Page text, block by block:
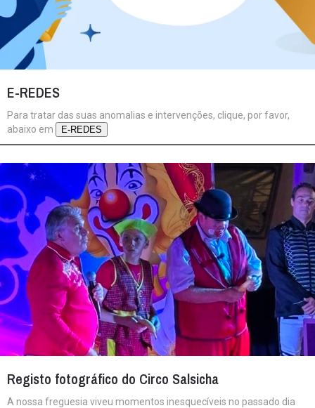
E-REDES
Para tratar das suas anomalias e intervenções, clique, por favor,
abaixo em
E-REDES
Registo fotográfico do Circo Salsicha
A nossa freguesia viveu momentos inesquecíveis no passado dia